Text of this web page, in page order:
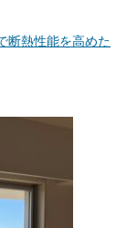
断熱性能を高めた